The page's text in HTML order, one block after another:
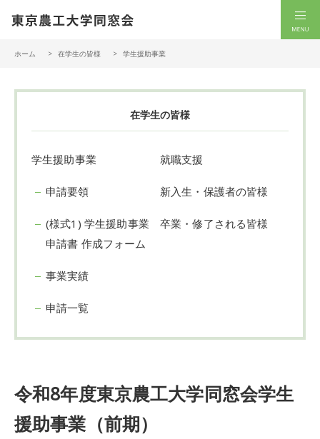
ホーム 在学生の皆様 学生援助事業
在学生の皆様
学生援助事業
申請要領
(様式1) 学生援助事業
申請書 作成フォーム
事業実績
申請一覧
就職支援
新入生・保護者の皆様
卒業・修了される皆様
令和8年度東京農工大学同窓会学生
援助事業（前期）